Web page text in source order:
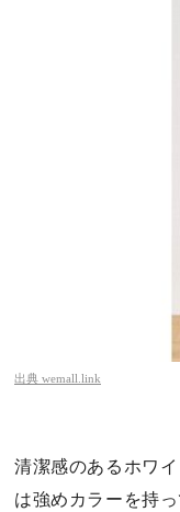
出典 wemall.link
清潔感のあるホワ
は強めカラーを持